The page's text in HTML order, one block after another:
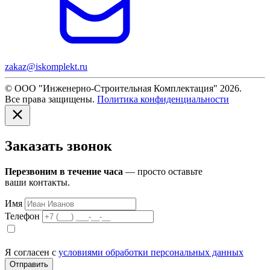
zakaz@iskomplekt.ru
© ООО "Инженерно-Строительная Комплектация" 2026.
Все права защищены. Политика конфиденциальности
Заказать звонок
Перезвоним в течение часа — просто оставьте
ваши контакты.
Имя
Телефон
Я согласен с условиями обработки персональных данных
Отправить